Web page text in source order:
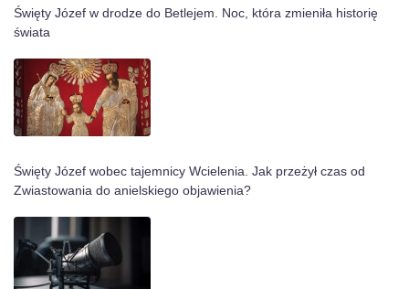
Święty Józef w drodze do Betlejem. Noc, która zmieniła historię
świata
Święty Józef wobec tajemnicy Wcielenia. Jak przeżył czas od
Zwiastowania do anielskiego objawienia?